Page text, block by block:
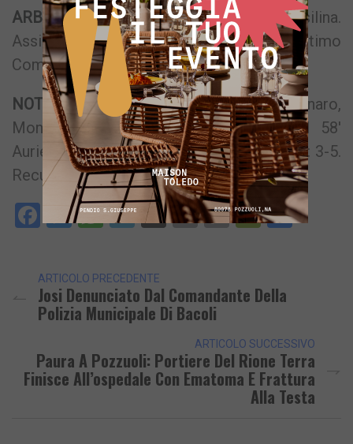
ARBITRO: Gerardo Rosa di Sala Consilina.
Assistenti: Marco Giugno di Avellino e Antimo
Compagnone di Frattamaggiore.
NOTE: Ammoniti Maresca, De Gennaro,
Montoro (SM), Pissinis (P). Espulso al 58′
Auriemma (P) per fallo di reazione. Corner: 3-5.
Recupero: 1′ 1°T, 2′ 2°T.
Facebook
Messenger
WhatsApp
Telegram
X Email
Copy
ARTICOLO PRECEDENTE
Josi Denunciato Dal Comandante Della
Polizia Municipale Di Bacoli
ARTICOLO SUCCESSIVO
Paura A Pozzuoli: Portiere Del Rione Terra
Finisce All’ospedale Con Ematoma E Frattura
Alla Testa